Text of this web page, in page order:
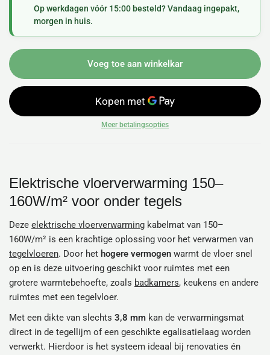
Op werkdagen vóór 15:00 besteld? Vandaag ingepakt,
morgen in huis.
Voeg toe aan winkelkar
Meer betalingsopties
Elektrische vloerverwarming 150–
160W/m² voor onder tegels
Dezeelektrische vloerverwarming kabelmat van 150–
160W/m² is een krachtige oplossing voor het verwarmen van
tegelvloeren. Door het hogere vermogenwarmt de vloer snel
op en is deze uitvoering geschikt voor ruimtes met een
grotere warmtebehoefte, zoals badkamers, keukens en andere
ruimtes met een tegelvloer.
Met een dikte van slechts 3,8 mm kan de verwarmingsmat
direct in de tegellijm of een geschikte egalisatielaag worden
verwerkt. Hierdoor is het systeem ideaal bij renovaties én